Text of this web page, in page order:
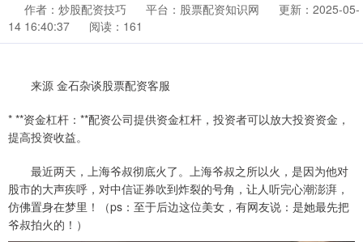
作者：炒股配资技巧 平台：股票配资知识网
更新：2025-05-
14 16:40:37
阅读：161
来源 金石杂谈股票配资客服
* **资金杠杆：**配资公司提供资金杠杆，投资者可以放大投资资金，
提高投资收益。
最近两天，上海爷叔彻底火了。上海爷叔之所以火，是因为他对
股市的大声疾呼，对中信证券吹到炸裂的号角，让人听完心潮澎湃，
仿佛置身在梦里！（ps：至于后边这位美女，有网友说：是她最先把
爷叔拍火的！）